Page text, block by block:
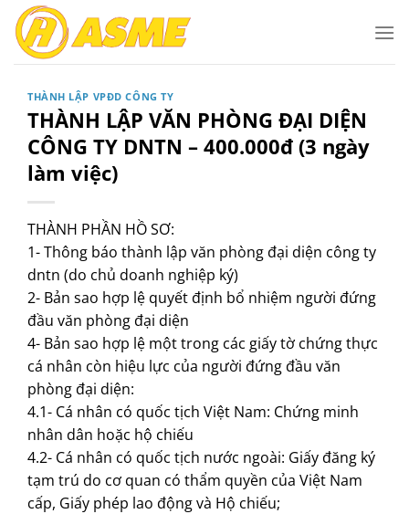
qua
THÀNH LẬP VPĐD CÔNG TY
THÀNH LẬP VĂN PHÒNG ĐẠI DIỆN
CÔNG TY DNTN – 400.000đ (3 ngày
làm việc)
THÀNH PHẦN HỒ SƠ:
1- Thông báo thành lập văn phòng đại diện công ty
dntn (do chủ doanh nghiệp ký)
2- Bản sao hợp lệ quyết định bổ nhiệm người đứng
đầu văn phòng đại diện
4- Bản sao hợp lệ một trong các giấy tờ chứng thực
cá nhân còn hiệu lực của người đứng đầu văn
phòng đại diện:
4.1- Cá nhân có quốc tịch Việt Nam: Chứng minh
nhân dân hoặc hộ chiếu
4.2- Cá nhân có quốc tịch nước ngoài: Giấy đăng ký
tạm trú do cơ quan có thẩm quyền của Việt Nam
cấp, Giấy phép lao động và Hộ chiếu;